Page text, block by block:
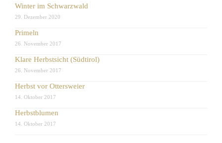
Winter im Schwarzwald
29. Dezember 2020
Primeln
26. November 2017
Klare Herbstsicht (Südtirol)
26. November 2017
Herbst vor Ottersweier
14. Oktober 2017
Herbstblumen
14. Oktober 2017